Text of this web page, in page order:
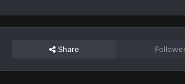
Share